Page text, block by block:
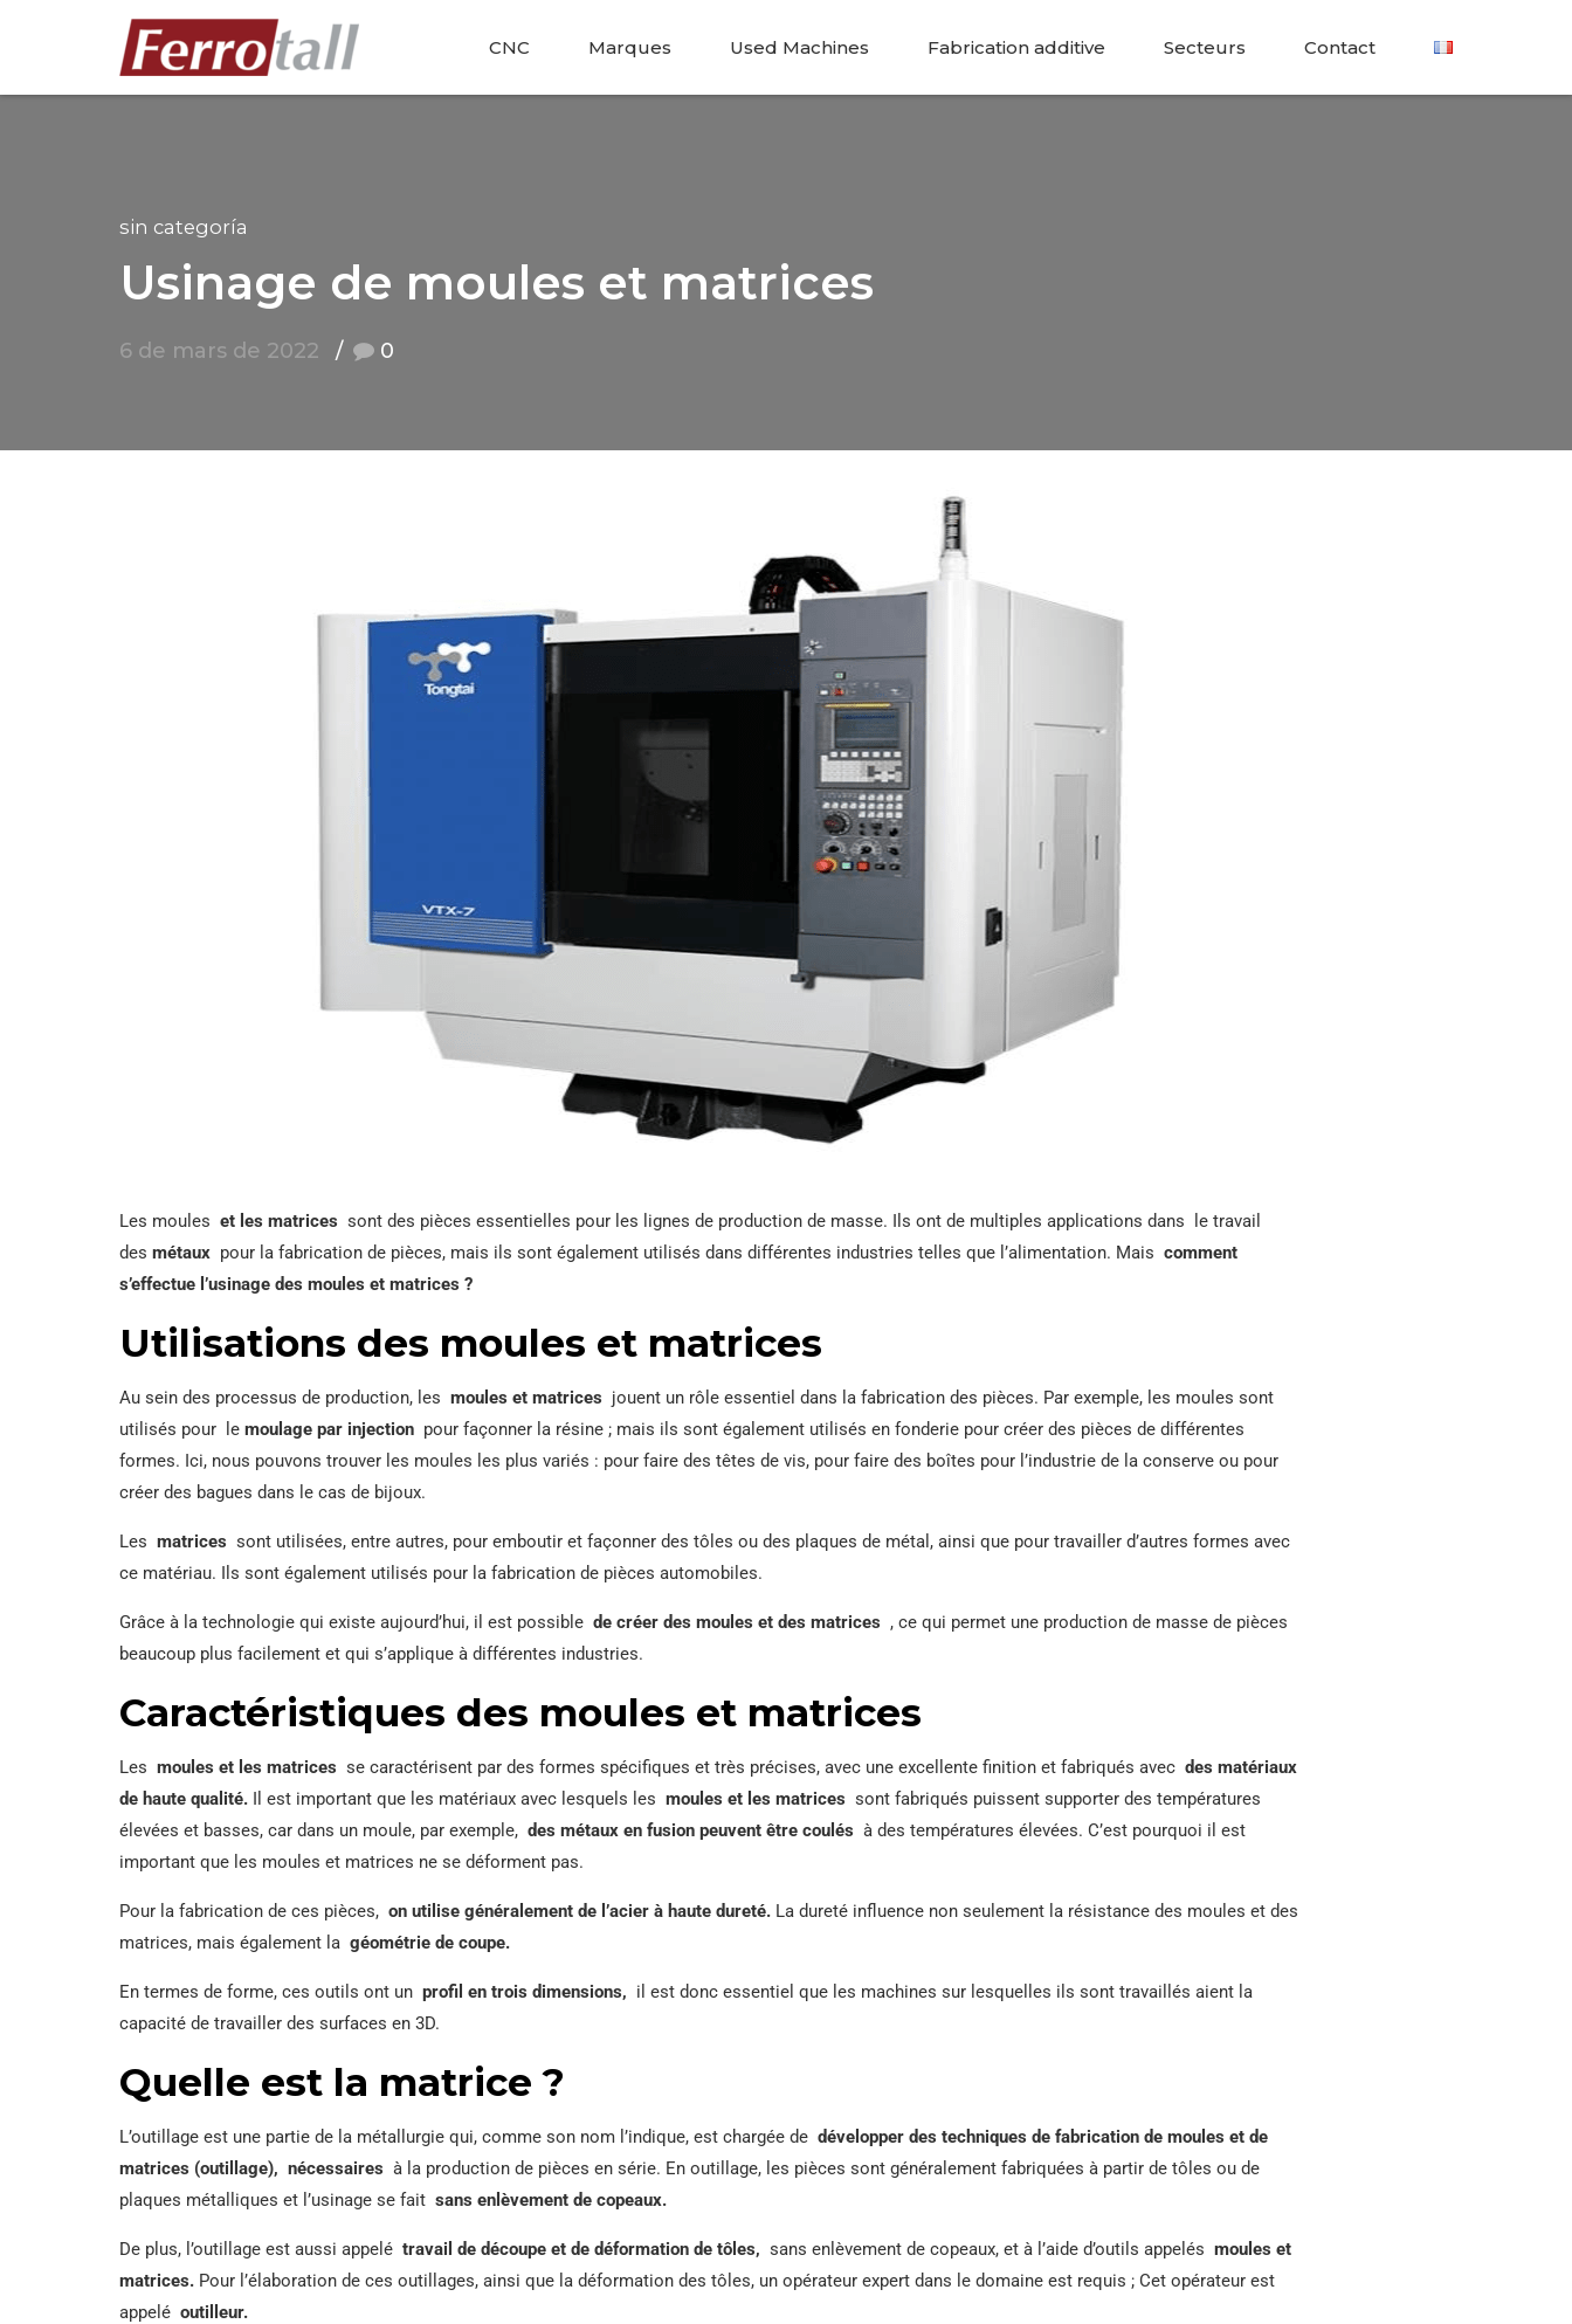
CNC Marques Used Machines Fabrication additive Secteurs Contact
sin categoría
Usinage de moules et matrices
6 de mars de 2022 0
Les moules et les matrices sont des pièces essentielles pour les lignes de production de masse. Ils ont de multiples applications dans le travail
des métaux pour la fabrication de pièces, mais ils sont également utilisés dans différentes industries telles que l’alimentation. Mais comment
s’effectue l’usinage des moules et matrices ?
Utilisations des moules et matrices
Au sein des processus de production, les moules et matrices jouent un rôle essentiel dans la fabrication des pièces. Par exemple, les moules sont
utilisés pour le moulage par injection pour façonner la résine ; mais ils sont également utilisés en fonderie pour créer des pièces de différentes
formes. Ici, nous pouvons trouver les moules les plus variés : pour faire des têtes de vis, pour faire des boîtes pour l’industrie de la conserve ou pour
créer des bagues dans le cas de bijoux.
Les matrices sont utilisées, entre autres, pour emboutir et façonner des tôles ou des plaques de métal, ainsi que pour travailler d’autres formes avec
ce matériau. Ils sont également utilisés pour la fabrication de pièces automobiles.
Grâce à la technologie qui existe aujourd’hui, il est possible de créer des moules et des matrices , ce qui permet une production de masse de pièces
beaucoup plus facilement et qui s’applique à différentes industries.
Caractéristiques des moules et matrices
Les moules et les matrices se caractérisent par des formes spécifiques et très précises, avec une excellente finition et fabriqués avec des matériaux
de haute qualité. Il est important que les matériaux avec lesquels les moules et les matrices sont fabriqués puissent supporter des températures
élevées et basses, car dans un moule, par exemple, des métaux en fusion peuvent être coulés à des températures élevées. C’est pourquoi il est
important que les moules et matrices ne se déforment pas.
Pour la fabrication de ces pièces, on utilise généralement de l’acier à haute dureté. La dureté influence non seulement la résistance des moules et des
matrices, mais également la géométrie de coupe.
En termes de forme, ces outils ont un profil en trois dimensions, il est donc essentiel que les machines sur lesquelles ils sont travaillés aient la
capacité de travailler des surfaces en 3D.
Quelle est la matrice ?
L’outillage est une partie de la métallurgie qui, comme son nom l’indique, est chargée de développer des techniques de fabrication de moules et de
matrices (outillage), nécessaires à la production de pièces en série. En outillage, les pièces sont généralement fabriquées à partir de tôles ou de
plaques métalliques et l’usinage se fait sans enlèvement de copeaux.
De plus, l’outillage est aussi appelé travail de découpe et de déformation de tôles, sans enlèvement de copeaux, et à l’aide d’outils appelés moules et
matrices. Pour l’élaboration de ces outillages, ainsi que la déformation des tôles, un opérateur expert dans le domaine est requis ; Cet opérateur est
appelé outilleur.